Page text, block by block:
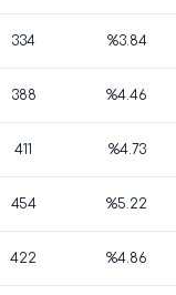
334 %3.84
388 %4.46
411 %4.73
454 %5.22
422 %4.86